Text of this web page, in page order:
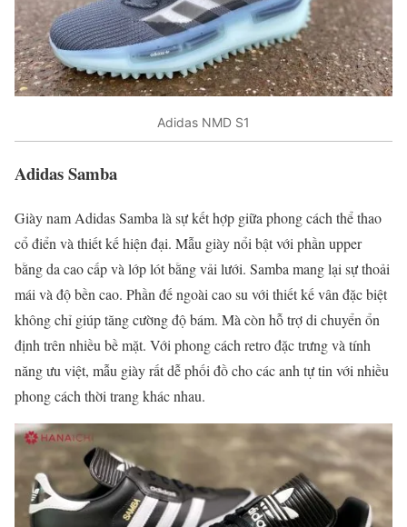
Adidas NMD S1
Adidas Samba
Giày nam Adidas Samba là sự kết hợp giữa phong cách thể thao
cổ điển và thiết kế hiện đại. Mẫu giày nổi bật với phần upper
bằng da cao cấp và lớp lót bằng vải lưới. Samba mang lại sự thoải
mái và độ bền cao. Phần đế ngoài cao su với thiết kế vân đặc biệt
không chỉ giúp tăng cường độ bám. Mà còn hỗ trợ di chuyển ổn
định trên nhiều bề mặt. Với phong cách retro đặc trưng và tính
năng ưu việt, mẫu giày rất dễ phối đồ cho các anh tự tin với nhiều
phong cách thời trang khác nhau.